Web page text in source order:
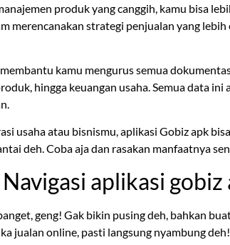
produk yang canggih, kamu bisa
merencanakan strategi penjualan yang lebih
kamu mengurus semua
hingga keuangan usaha. Semua data ini
usaha atau bisnismu, aplikasi Gobiz apk
deh. Coba aja dan rasakan manfaatnya
aplikasi gobiz
geng! Gak bikin pusing deh, bahkan
jualan online, pasti langsung nyambung deh!